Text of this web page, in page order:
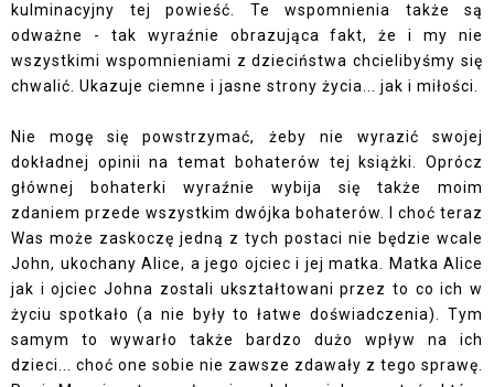
kulminacyjny tej powieść. Te wspomnienia także są
odważne - tak wyraźnie obrazująca fakt, że i my nie
wszystkimi wspomnieniami z dzieciństwa chcielibyśmy się
chwalić. Ukazuje ciemne i jasne strony życia... jak i miłości.
Nie mogę się powstrzymać, żeby nie wyrazić swojej
dokładnej opinii na temat bohaterów tej książki. Oprócz
głównej bohaterki wyraźnie wybija się także moim
zdaniem przede wszystkim dwójka bohaterów. I choć teraz
Was może zaskoczę jedną z tych postaci nie będzie wcale
John, ukochany Alice, a jego ojciec i jej matka. Matka Alice
jak i ojciec Johna zostali ukształtowani przez to co ich w
życiu spotkało (a nie były to łatwe doświadczenia). Tym
samym to wywarło także bardzo dużo wpływ na ich
dzieci... choć one sobie nie zawsze zdawały z tego sprawę.